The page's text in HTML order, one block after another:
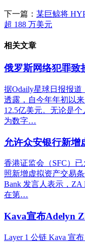
下一篇： 某巨鲸将
超 188 万美元
相关文章
俄罗斯网络犯罪致
据Odaily星球日报报道
透露，自今年年初以
12.5亿美元。无论是
为数字…
允许众安银行新增
香港证监会（SFC）
照新增虚拟资产交易
Bank 发言人表示，ZA
在第…
Kava宣布Adelyn
Layer 1 公链 Kava 宣